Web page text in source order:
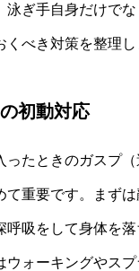
泳ぎ手自身だけで
くべき対策を整理し
初動対応
ったときのガスプ
て重要です。まず
呼吸をして身体を
ウォーキングやス